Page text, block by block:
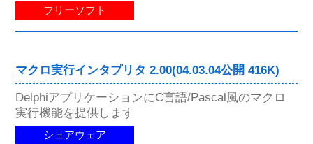
フリーソフト
マクロ実行インタプリタ 2.00(04.03.04公開 416K)
DelphiアプリケーションにC言語/Pascal風のマクロ
実行機能を提供します
シェアウェア